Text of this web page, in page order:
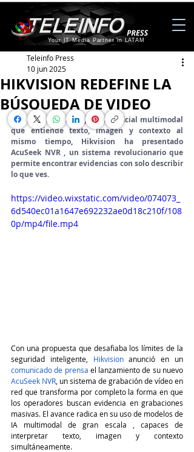
Your IT Media Partner in LATAM
HIKVISION REDEFINE LA
BÚSQUEDA DE VIDEO
Teleinfo Press
10 jun 2025
Gracias a una inteligencia artificial multimodal
que entiende texto, imagen y contexto al
mismo tiempo, Hikvision ha presentado
AcuSeek NVR , un sistema revolucionario que
permite encontrar evidencias con solo describir
lo que ves.
https://video.wixstatic.com/video/074073_
6d540ec01a1647e692232ae0d18c210f/108
0p/mp4/file.mp4
Con una propuesta que desafiaba los límites de la
seguridad inteligente, Hikvision
comunicado de prensa
AcuSeek NVR , un sistema de grabación de vídeo en
red que transforma por completo la forma en que
los operadores buscan evidencia en grabaciones
masivas. El avance radica en su uso de modelos de
IA multimodal de gran escala , capaces de
interpretar texto, imagen y contexto
simultáneamente.